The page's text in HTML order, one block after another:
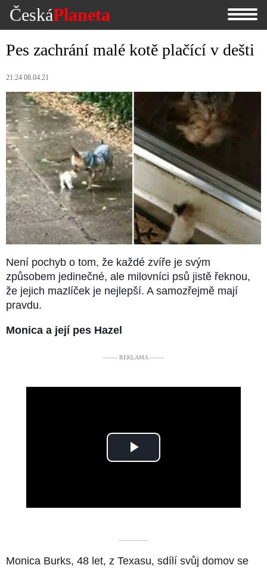
ČeskáPlaneta
Pes zachrání malé kotě plačící v dešti
21:24 08.04.21
Není pochyb o tom, že každé zvíře je svým
způsobem jedinečné, ale milovníci psů jistě řeknou,
že jejich mazlíček je nejlepší. A samozřejmě mají
pravdu.
Monica a její pes Hazel
––––– REKLAMA –––––
Play
––––––––––
Monica Burks, 48 ​​let, z Texasu, sdílí svůj domov se